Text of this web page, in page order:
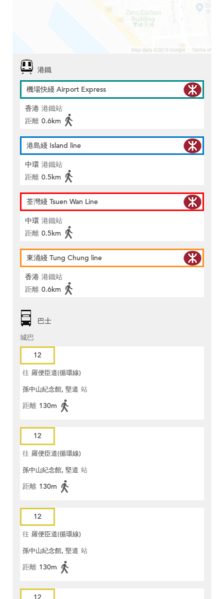
港鐵
機場快綫 Airport Express
香港 港鐵站
距離 0.6km
港島綫 Island line
中環 港鐵站
距離 0.5km
荃灣綫 Tsuen Wan Line
中環 港鐵站
距離 0.5km
東涌綫 Tung Chung line
香港 港鐵站
距離 0.6km
巴士
城巴
12
往 羅便臣道(循環線)
孫中山紀念館, 堅道 站
距離 130m
12
往 羅便臣道(循環線)
孫中山紀念館, 堅道 站
距離 130m
12
往 羅便臣道(循環線)
孫中山紀念館, 堅道 站
距離 130m